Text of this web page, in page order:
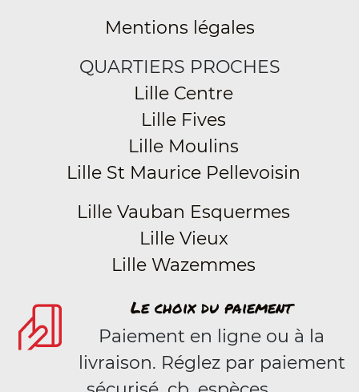
Mentions légales
QUARTIERS PROCHES
Lille Centre
Lille Fives
Lille Moulins
Lille St Maurice Pellevoisin
Lille Vauban Esquermes
Lille Vieux
Lille Wazemmes
Le choix du paiement
Paiement en ligne ou à la
livraison. Réglez par paiement